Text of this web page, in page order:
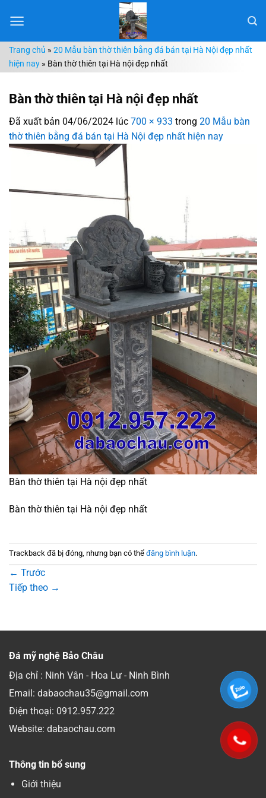
đến
dungTrang chủ » 20 Mẫu bàn thờ thiên bằng đá bán tại Hà Nội đẹp nhất
hiện nay » Bàn thờ thiên tại Hà nội đẹp nhất
Bàn thờ thiên tại Hà nội đẹp nhất
Đã xuất bản 04/06/2024 lúc 700 × 933 trong 20 Mẫu bàn
thờ thiên bằng đá bán tại Hà Nội đẹp nhất hiện nay
Bàn thờ thiên tại Hà nội đẹp nhất
Bàn thờ thiên tại Hà nội đẹp nhất
Trackback đã bị đóng, nhưng bạn có thể đăng bình luận.
← Trước
Tiếp theo →
Đá mỹ nghệ Bảo Châu
Địa chỉ : Ninh Vân - Hoa Lư - Ninh Bình
Email: dabaochau35@gmail.com
Điện thoại: 0912.957.222
Website: dabaochau.com
Thông tin bổ sung
Giới thiệu